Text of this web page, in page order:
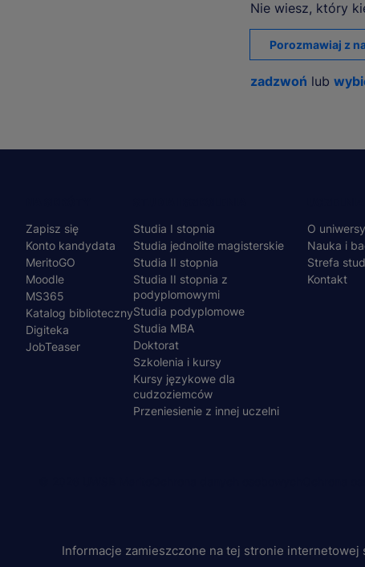
Nie wiesz, który
Porozmawiaj z
zadzwoń lub
Menu
stopka
Zapisz się
Konto kandydata
MeritoGO
Moodle
MS365
Katalog biblioteczny
Digiteka
JobTeaser
Studia I stopnia
Studia jednolite magisterskie
Studia II stopnia
Studia II stopnia z
podyplomowymi
Studia podyplomowe
Studia MBA
Doktorat
Szkolenia i kursy
Kursy językowe dla
cudzoziemców
Przeniesienie z innej uczelni
O
Nauka i
Strefa
Kontakt
stopka-
Informacje zamieszczone na tej stronie